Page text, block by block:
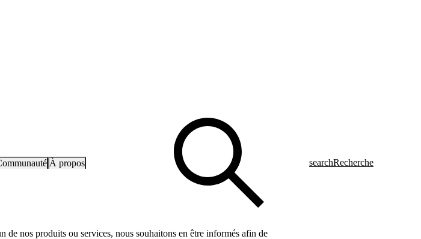
À propos searchRecherche
nos produits ou services, nous souhaitons en être informés afin de